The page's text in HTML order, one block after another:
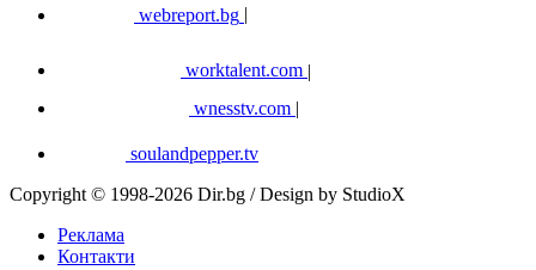
webreport.bg
worktalent.com |
wnesstv.com |
soulandpepper.tv
Copyright © 1998-2026 Dir.bg / Design by StudioX
Реклама
Контакти